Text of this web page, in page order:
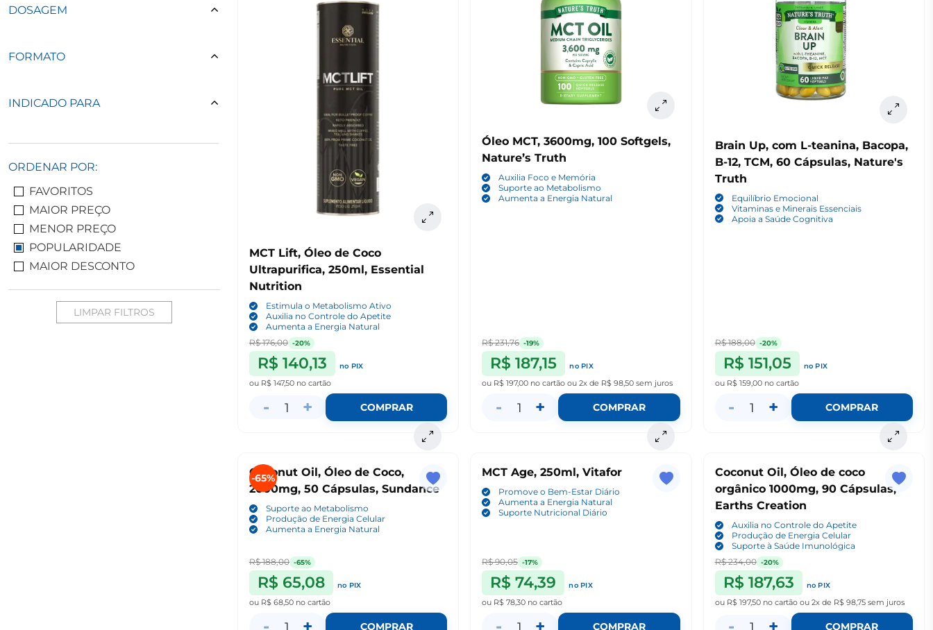
DOSAGEM
FORMATO
INDICADO PARA
ORDENAR POR:
FAVORITOS
MAIOR PREÇO
MENOR PREÇO
POPULARIDADE
MAIOR DESCONTO
LIMPAR FILTROS
MCT Lift, Óleo de Coco
Ultrapurifica, 250ml, Essential
Nutrition
Estimula o Metabolismo Ativo
Auxilia no Controle do Apetite
Aumenta a Energia Natural
R$ 176,00 -20%
R$ 140,13
no PIX
ou R$ 147,50 no cartão
- 1 + COMPRAR
Óleo MCT, 3600mg, 100 Softgels,
Nature’s Truth
Auxilia Foco e Memória
Suporte ao Metabolismo
Aumenta a Energia Natural
R$ 231,76 -19%
R$ 187,15
no PIX
ou R$ 197,00 no cartãoou2x de R$ 98,50 sem juros
- 1 + COMPRAR
Brain Up, com L-teanina, Bacopa,
B-12, TCM, 60 Cápsulas, Nature's
Truth
Equilíbrio Emocional
Vitaminas e Minerais Essenciais
Apoia a Saúde Cognitiva
R$ 188,00 -20%
R$ 151,05
no PIX
ou R$ 159,00 no cartão
- 1 + COMPRAR
-65%
Coconut Oil, Óleo de Coco,
2000mg, 50 Cápsulas, Sundance
Suporte ao Metabolismo
Produção de Energia Celular
Aumenta a Energia Natural
R$ 188,00 -65%
R$ 65,08
no PIX
ou R$ 68,50 no cartão
1 COMPRAR
MCT Age, 250ml, Vitafor
Promove o Bem-Estar Diário
Aumenta a Energia Natural
Suporte Nutricional Diário
R$ 90,05 -17%
R$ 74,39
no PIX
ou R$ 78,30 no cartão
1 COMPRAR
Coconut Oil, Óleo de coco
orgânico 1000mg, 90 Cápsulas,
Earths Creation
Auxilia no Controle do Apetite
Produção de Energia Celular
Suporte à Saúde Imunológica
R$ 234,00 -20%
R$ 187,63
no PIX
ou R$ 197,50 no cartão ou 2x de R$ 98,75sem juros
1 COMPRAR